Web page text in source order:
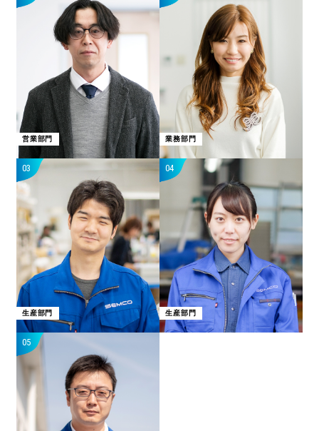
営業部門 業務部門
03
生産部門
04
生産部門
05